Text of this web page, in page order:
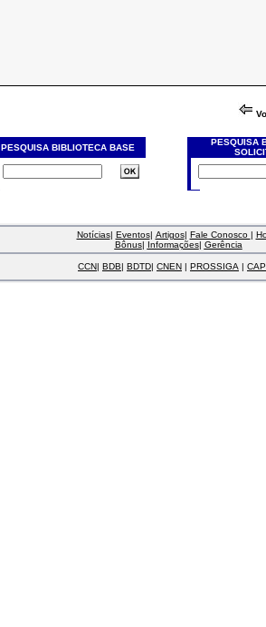
PESQUISA BIBLIOTECA BASE
PESQUISA
Notícias| Eventos| Artigos| Fale Conosco |
Bônus| Informações| Gerência
CCN| BDB| BDTD| CNEN | PROSSIGA |